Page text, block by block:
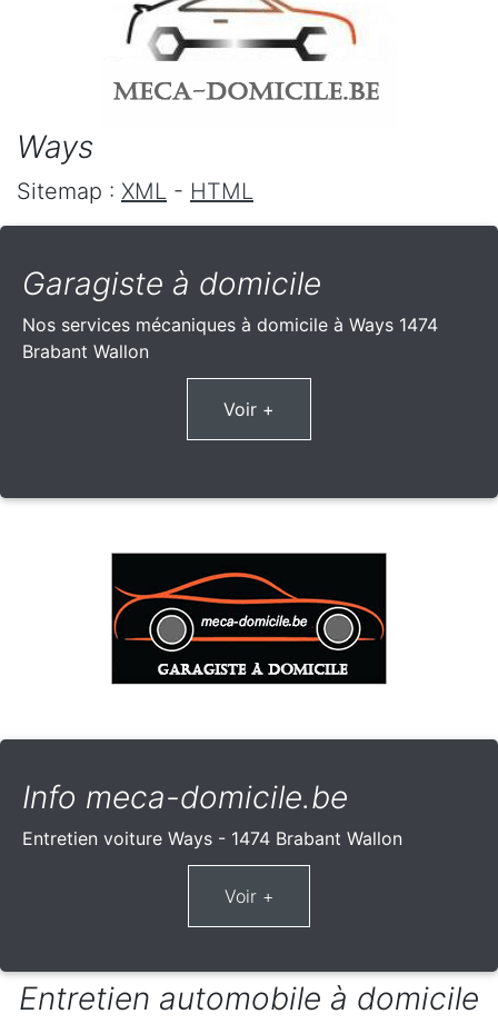
Ways
Sitemap : XML - HTML
Garagiste à domicile
Nos services mécaniques à domicile à Ways 1474
Brabant Wallon
Voir +
Info meca-domicile.be
Entretien voiture Ways - 1474 Brabant Wallon
Entretien automobile à domicile